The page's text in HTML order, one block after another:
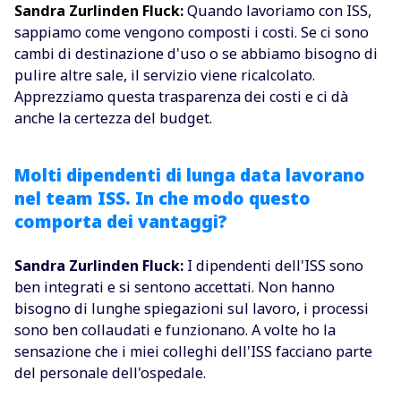
Sandra Zurlinden Fluck:Quando lavoriamo con ISS,
sappiamo come vengono composti i costi. Se ci sono
cambi di destinazione d'uso o se abbiamo bisogno di
pulire altre sale, il servizio viene ricalcolato.
Apprezziamo questa trasparenza dei costi e ci dà
anche la certezza del budget.
Molti dipendenti di lunga data lavorano
nel team ISS. In che modo questo
comporta dei vantaggi?
Sandra Zurlinden Fluck: I dipendenti dell'ISS sono
ben integrati e si sentono accettati. Non hanno
bisogno di lunghe spiegazioni sul lavoro, i processi
sono ben collaudati e funzionano. A volte ho la
sensazione che i miei colleghi dell'ISS facciano parte
del personale dell'ospedale.